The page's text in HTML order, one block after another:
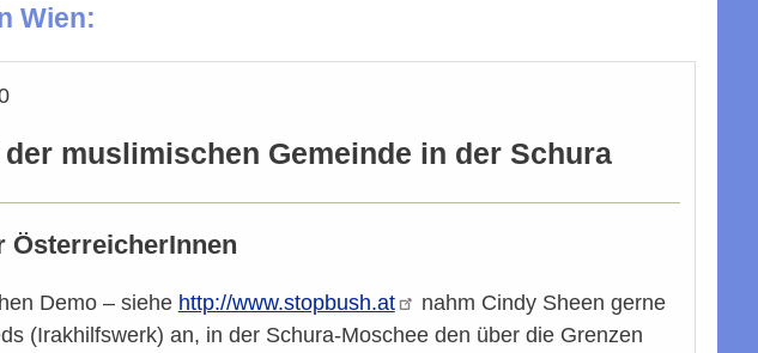
Wien:
muslimischen Gemeinde in der Schura
Demo – siehe http://www.stopbush.at
nahm Cindy Sheen gerne
(Irakhilfswerk) an, in der Schura-Moschee den über die Grenzen